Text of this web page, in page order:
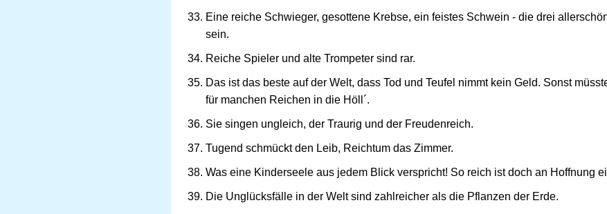
Eine reiche Schwieger, gesottene Krebse, ein feistes Schwein - die drei
sein.
Reiche Spieler und alte Trompeter sind rar.
Das ist das beste auf der Welt, dass Tod und Teufel nimmt kein Geld. Sonst
für manchen Reichen in die Höll´.
Sie singen ungleich, der Traurig und der Freudenreich.
Tugend schmückt den Leib, Reichtum das Zimmer.
Was eine Kinderseele aus jedem Blick verspricht! So reich ist doch an Hoffnung
Die Unglücksfälle in der Welt sind zahlreicher als die Pflanzen der Erde.